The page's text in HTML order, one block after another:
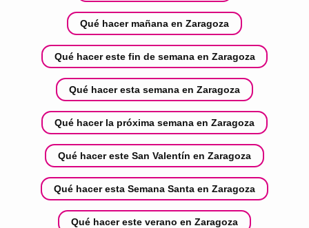
Qué hacer mañana en Zaragoza
Qué hacer este fin de semana en Zaragoza
Qué hacer esta semana en Zaragoza
Qué hacer la próxima semana en Zaragoza
Qué hacer este San Valentín en Zaragoza
Qué hacer esta Semana Santa en Zaragoza
Qué hacer este verano en Zaragoza